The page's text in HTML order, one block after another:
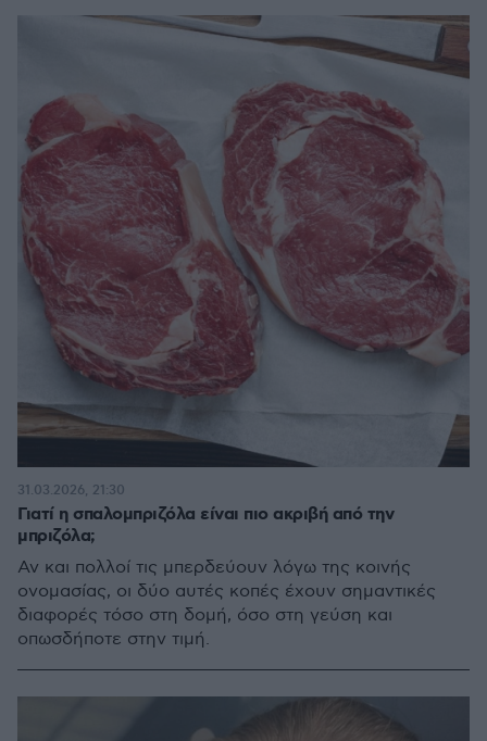
Γιατί η σπαλομπριζόλα είναι πιο ακριβή από την
μπριζόλα;
Αν και πολλοί τις μπερδεύουν λόγω της κοινής
ονομασίας, οι δύο αυτές κοπές έχουν σημαντικές
διαφορές τόσο στη δομή, όσο στη γεύση και
οπωσδήποτε στην τιμή.
31.03.2026, 21:30